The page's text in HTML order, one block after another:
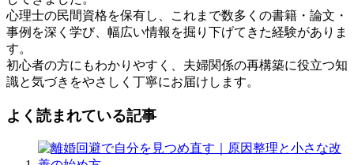
心理士の民間資格を保有し、これまで数多くの書籍・論文・
事例を深く学び、幅広い情報を掘り下げてきた経験がありま
す。
初心者の方にもわかりやすく、夫婦関係の再構築に役立つ知
識と気づきをやさしく丁寧にお届けします。
よく読まれている記事